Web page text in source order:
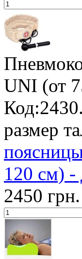
UNI (от
размер
120 см) -
2450 грн.